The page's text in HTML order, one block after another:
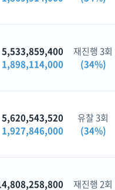
5,533,859,400
1,898,114,000
재진행 3회
(34%)
5,620,543,520
1,927,846,000
유찰 3회
(34%)
재진행 2회